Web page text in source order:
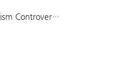
Germany Gets Rid Of Its Top Music Prize After Anti-Semitism Controversy | NPR